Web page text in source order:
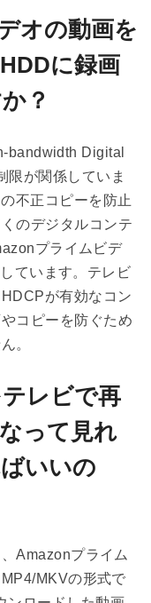
オの動画を
に録画
？
bandwidth Digital
限が関係していま
不正コピーを防止
のデジタルコンテ
プライムビデ
ています。テレビ
が有効なコン
コピーを防ぐため
。
レビで再
って見れ
いいの
Amazonプライム
MKVの形式で